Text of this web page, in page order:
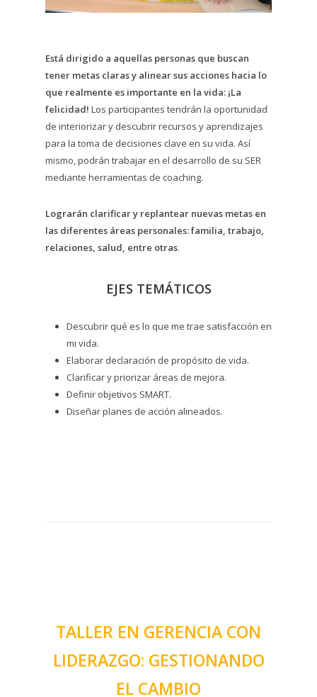
Está dirigido a aquellas personas que buscan
tener metas claras y alinear sus acciones hacia lo
que realmente es importante en la vida: ¡La
felicidad! Los participantes tendrán la oportunidad
de interiorizar y descubrir recursos y aprendizajes
para la toma de decisiones clave en su vida. Así
mismo, podrán trabajar en el desarrollo de su SER
mediante herramientas de coaching.
Lograrán clarificar y replantear nuevas metas en
las diferentes áreas personales: familia, trabajo,
relaciones, salud, entre otras.
EJES TEMÁTICOS
Descubrir qué es lo que me trae satisfacción en
mi vida.
Elaborar declaración de propósito de vida.
Clarificar y priorizar áreas de mejora.
Definir objetivos SMART.
Diseñar planes de acción alineados.
TALLER EN GERENCIA CON
LIDERAZGO: GESTIONANDO
EL CAMBIO